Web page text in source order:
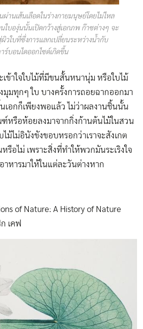
ผ่านเส้นเลือดในร่างกายมนุษย์โดยไม่ไหล
ใบองุ่นนั้นเปิดกว้างสู่เอกภพ ก๊าซต่างๆ จะ
วใบที่ซึ่งการแลกเปลี่ยนระหว่างน้ำกับ
ร์บอนไดออกไซด์เกิดขึ้น
เข้าใจใบไม้ที่มีขนสั้นหนานุ่ม หรือใบไม้
มทุกๆ ใบ บางครั้งการถอยฉากออกมา
อกก็เพียงพอแล้ว ไม่ว่าผลงานชิ้นนั้น
หรือห้อยลงมาจากกิ่งก้านต้นไม้ในสวน
ม้ไม่อินังขังขอบหรอกว่าเราจะสังเกต
รือไม่ เพราะสิ่งที่ทำให้พวกมันระเริงใจ
หารมาให้ในแต่ละวันต่างหาก
of Nature: A History of Nature
เคฟ